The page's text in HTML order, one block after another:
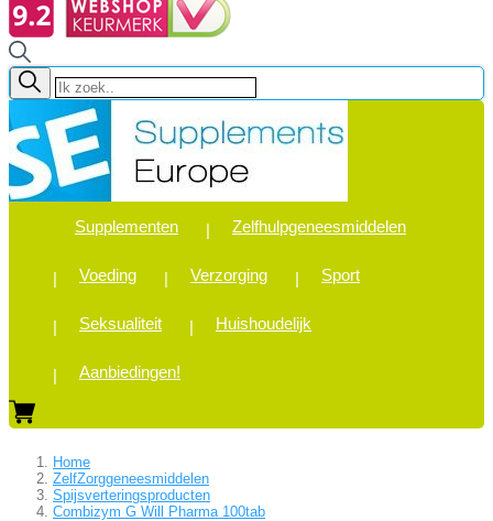
Supplementen Zelfhulpgeneesmiddelen
Voeding Verzorging Sport
Seksualiteit Huishoudelijk
Aanbiedingen!
Home
ZelfZorggeneesmiddelen
Spijsverteringsproducten
Combizym G Will Pharma 100tab